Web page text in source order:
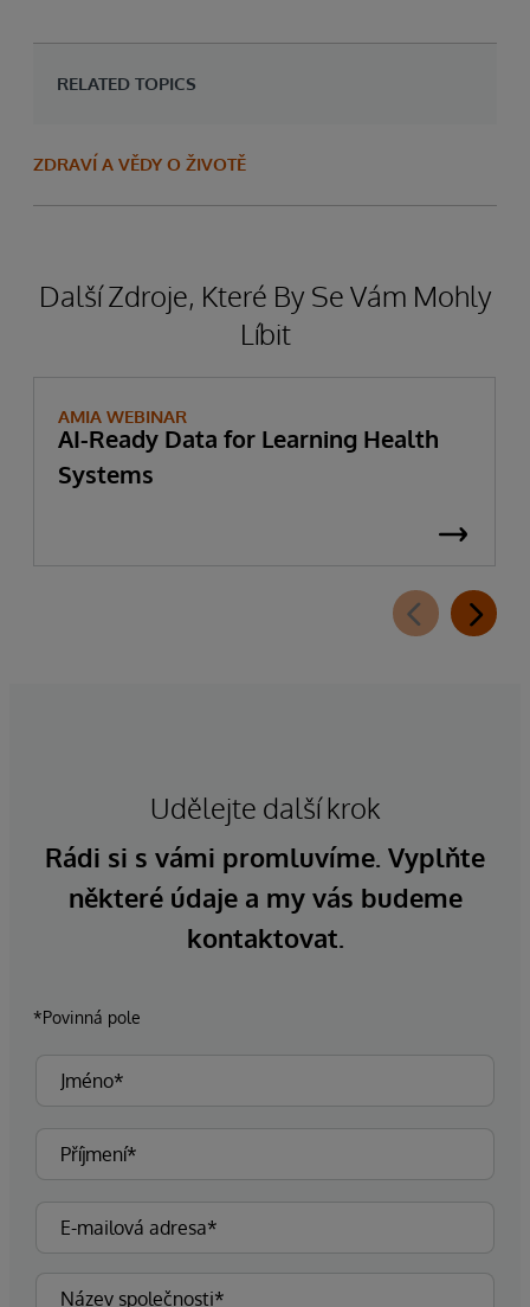
RELATED TOPICS
ZDRAVÍ A VĚDY O ŽIVOTĚ
Další Zdroje, Které By Se Vám Mohly
Líbit
AMIA WEBINAR
AI-Ready Data for Learning Health
Systems
Udělejte další krok
Rádi si s vámi promluvíme. Vyplňte
některé údaje a my vás budeme
kontaktovat.
*Povinná pole